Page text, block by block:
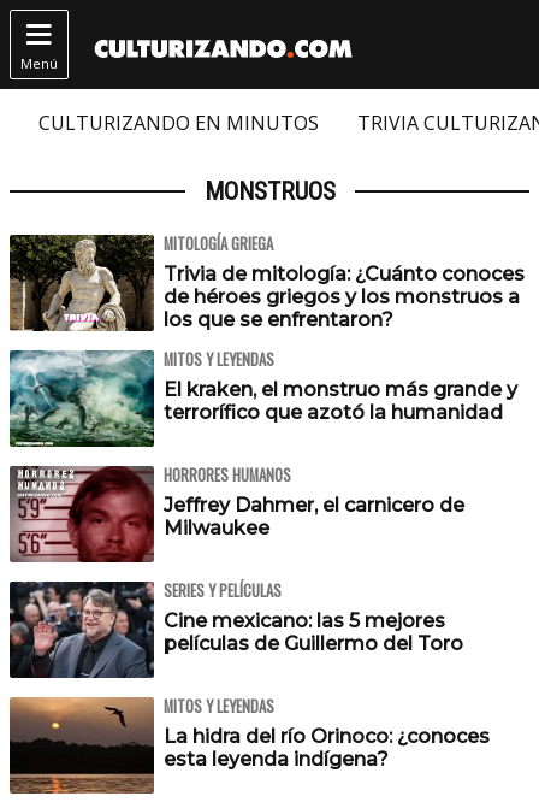

Menú
CULTURIZANDO EN MINUTOS TRIVIA
MONSTRUOS
MITOLOGÍA GRIEGA
Trivia de mitología: ¿Cuánto conoces
de héroes griegos y los monstruos a
los que se enfrentaron?
MITOS Y LEYENDAS
El kraken, el monstruo más grande y
terrorífico que azotó la humanidad
HORRORES HUMANOS
Jeffrey Dahmer, el carnicero de
Milwaukee
SERIES Y PELÍCULAS
Cine mexicano: las 5 mejores
películas de Guillermo del Toro
MITOS Y LEYENDAS
La hidra del río Orinoco: ¿conoces
esta leyenda indígena?